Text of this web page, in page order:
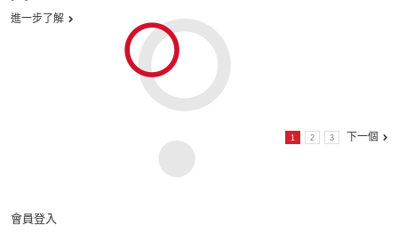
進一步了解
1 2 3 下一個
會員登入